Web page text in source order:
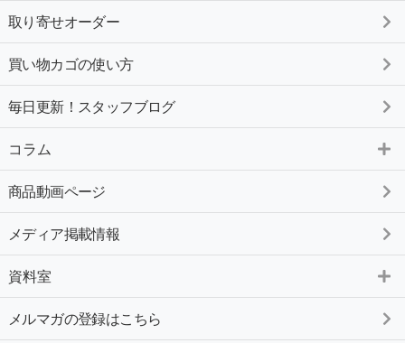
取り寄せオーダー
買い物カゴの使い方
毎日更新！スタッフブログ
コラム
商品動画ページ
メディア掲載情報
資料室
メルマガの登録はこちら